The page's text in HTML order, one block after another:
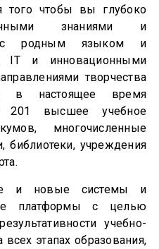
того чтобы вы глубоко
знаниями и
с родным языком и
IT и инновационными
творчества
в настоящее время
201 высшее учебное
многочисленные
библиотеки, учреждения
и новые системы и
платформы с целью
учебно-
этапах образования,